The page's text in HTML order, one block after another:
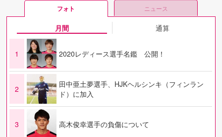
フォト ニュース
月間 通算
1 2020レディース選手名鑑 公開！
2
田中亜土夢選手、HJKヘルシンキ（フィンラン
ド）に加入
3 高木俊幸選手の負傷について